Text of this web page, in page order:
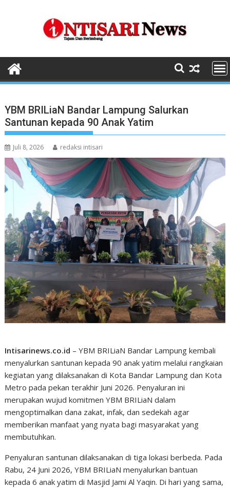
YBM BRILiaN Bandar Lampung Salurkan
Santunan kepada 90 Anak Yatim
Juli 8, 2026 redaksi intisari
Intisarinews.co.id – YBM BRILiaN Bandar Lampung kembali
menyalurkan santunan kepada 90 anak yatim melalui rangkaian
kegiatan yang dilaksanakan di Kota Bandar Lampung dan Kota
Metro pada pekan terakhir Juni 2026. Penyaluran ini
merupakan wujud komitmen YBM BRILiaN dalam
mengoptimalkan dana zakat, infak, dan sedekah agar
memberikan manfaat yang nyata bagi masyarakat yang
membutuhkan.
Penyaluran santunan dilaksanakan di tiga lokasi berbeda. Pada
Rabu, 24 Juni 2026, YBM BRILiaN menyalurkan bantuan
kepada 6 anak yatim di Masjid Jami Al Yaqin. Di hari yang sama,